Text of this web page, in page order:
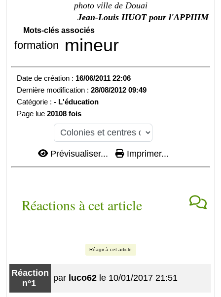
photo ville de Douai
Jean-Louis HUOT pour l'APPHIM
Mots-clés associés
formation mineur
Date de création : 16/06/2011 22:06
Dernière modification :28/08/2012 09:49
Catégorie :- L'éducation
Page lue20108 fois
Prévisualiser... Imprimer...
Réactions à cet article
Réagir à cet article
Réaction
n°1
par luco62 le 10/01/2017 21:51